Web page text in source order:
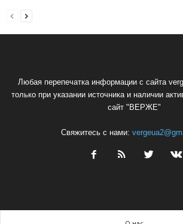
Любая перепечатка информации с сайта
только при указании источника и наличии
сайт "ВЕРЖЕ"
Свяжитесь с нами: